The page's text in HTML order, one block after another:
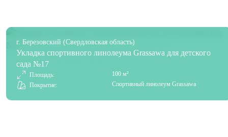
г. Березовский (Свердловская область)
Укладка спортивного линолеума Grassawa для детского
сада №17
Площадь:
100 м²
Покрытие:
Спортивный линолеум Grassawa